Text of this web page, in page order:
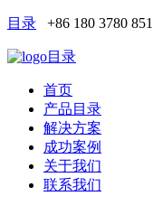
目录 +86 180 3780
目录
首页
产品目录
解决方案
成功案例
关于我们
联系我们